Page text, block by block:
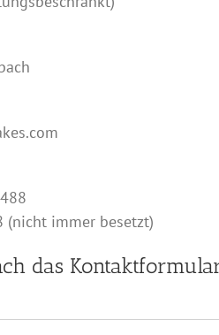
(nicht immer besetzt)
das